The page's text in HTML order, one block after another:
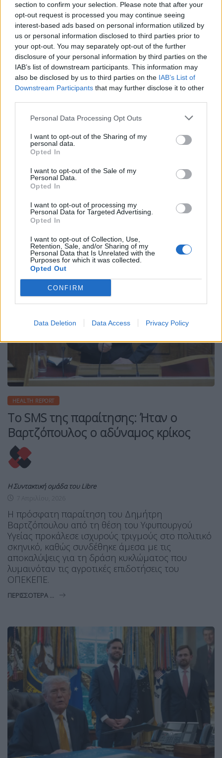
section to confirm your selection. Please note that after your
opt-out request is processed you may continue seeing
interest-based ads based on personal information utilized by
us or personal information disclosed to third parties prior to
your opt-out. You may separately opt-out of the further
disclosure of your personal information by third parties on the
IAB’s list of downstream participants. This information may
also be disclosed by us to third parties on the IAB’s List of
Downstream Participants that may further disclose it to other
Personal Data Processing Opt Outs
I want to opt-out of the Sharing of my
personal data.
Opted In
I want to opt-out of the Sale of my
Personal Data.
Opted In
I want to opt-out of processing my
Personal Data for Targeted Advertising.
Opted In
I want to opt-out of Collection, Use,
Retention, Sale, and/or Sharing of my
Personal Data that Is Unrelated with the
Purposes for which it was collected.
Opted Out
CONFIRM
Data Deletion Data Access Privacy Policy
ΕΙΔΉΣΕΙΣ ΕΛΛΆΔΑ
Άρειος Πάγος: Διαψεύδει δημοσίευμα
που συνδέει παραίτηση αρεοπαγίτη με
την πρόεδρο
16 Απριλίου, 2026
Διαψεύδει ο Άρειος Πάγος δημοσίευμα
για παραίτηση αρεοπαγίτη επειδή διαφώνησε με
την απόφαση του δικαστικού συμβουλίου της
Λάρισας που έκανε δεκτή την αίτηση αποχής της
προέδρου του δικαστηρίου για τα εξαφανισμένα
βίντεο του σιδηροδρομικού δυστυχήματος των
Τεμπών.
ΠΕΡΙΣΣΌΤΕΡΑ ...
HEALTH REPORT
Το SMS της παραίτησης: Ήταν ο
Βαρτζόπουλος ο αδύναμος κρίκος
Η Συντακτική ομάδα του Libre
Η πρόσφατη παραίτηση του Δημήτρη
Βαρτζόπουλου από τη θέση του Υφυπουργού
Υγείας προκάλεσε ισχυρούς τριγμούς στο πολιτικό
σκηνικό, καθώς συνδέθηκε άμεσα με τις
αποκαλύψεις για τη δράση κυκλώματος που
λυμαινόταν τις αγροτικές επιδοτήσεις του
ΟΠΕΚΕΠΕ.
ΠΕΡΙΣΣΌΤΕΡΑ ...